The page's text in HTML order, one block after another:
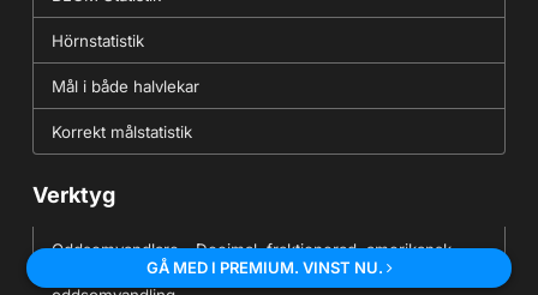
Hörnstatistik
Mål i både halvlekar
Korrekt målstatistik
Verktyg
Oddsomvandlare - Decimal, fraktionerad, amerikansk
GÅ MED I PREMIUM. VINST NU.